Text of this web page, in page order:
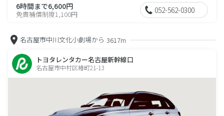
6時間まで6,600円
免責補償制度1,100円 052-562-0300
名古屋市中川文化小劇場から 3617m
トヨタレンタカー名古屋新幹線口
名古屋市中村区椿町21-13